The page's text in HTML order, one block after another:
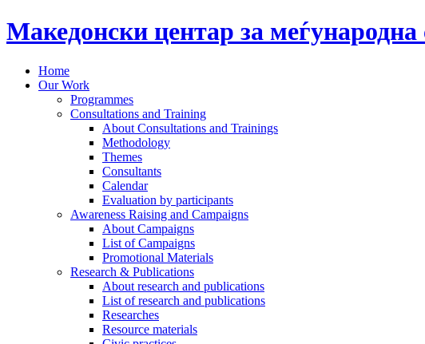
Македонски центар за
Home
Our Work
Programmes
Consultations and Training
About Consultations and Trainings
Methodology
Themes
Consultants
Calendar
Evaluation by participants
Awareness Raising and Campaigns
About Campaigns
List of Campaigns
Promotional Materials
Research & Publications
About research and publications
List of research and publications
Researches
Resource materials